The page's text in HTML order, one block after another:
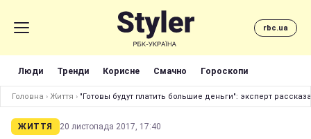
rbc.ua
Люди Тренди Корисне Смачно Гороскопи
Головна › Життя › "Готовы будут платить большие деньги": эксперт
ЖИТТЯ 20 листопада 2017, 17:40